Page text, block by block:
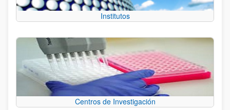
Institutos
Centros de Investigación